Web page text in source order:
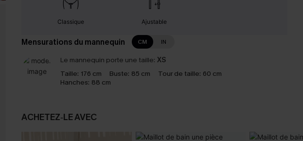
Classique Ajustable
Mensurations du mannequin CM IN
Le mannequin porte une taille: XS
Taille: 176 cm Buste: 85 cm Tour de taille: 60 cm
Hanches: 88 cm
ACHETEZ‑LE AVEC